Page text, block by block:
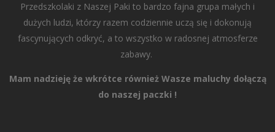
Przedszkolaki z Naszej Paki to bardzo fajna grupa małych i
dużych ludzi, którzy razem codziennie uczą się i dokonują
fascynujących odkryć, a to wszystko w radosnej atmosferze
zabawy.
Mam nadzieję że wkrótce również Wasze maluchy dołączą
do naszej paczki !